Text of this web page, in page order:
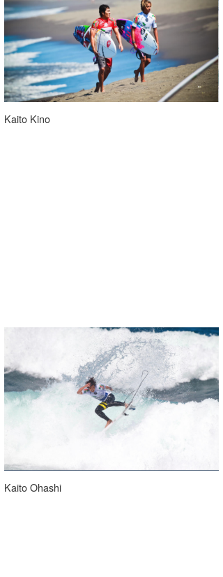
Kaito Kino
Kaito Ohashi